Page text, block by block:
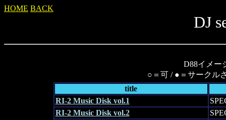
HOME BACK
DJ
D88イメー
○＝可 / ●＝サークル
title
RI-2 Music Disk vol.1
RI-2 Music Disk vol.2